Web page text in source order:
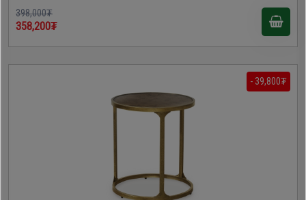
398,000₮
358,200₮
- 39,800₮